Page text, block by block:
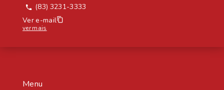
Menu
(83) 3231-3333
Ver e-mail
ver mais